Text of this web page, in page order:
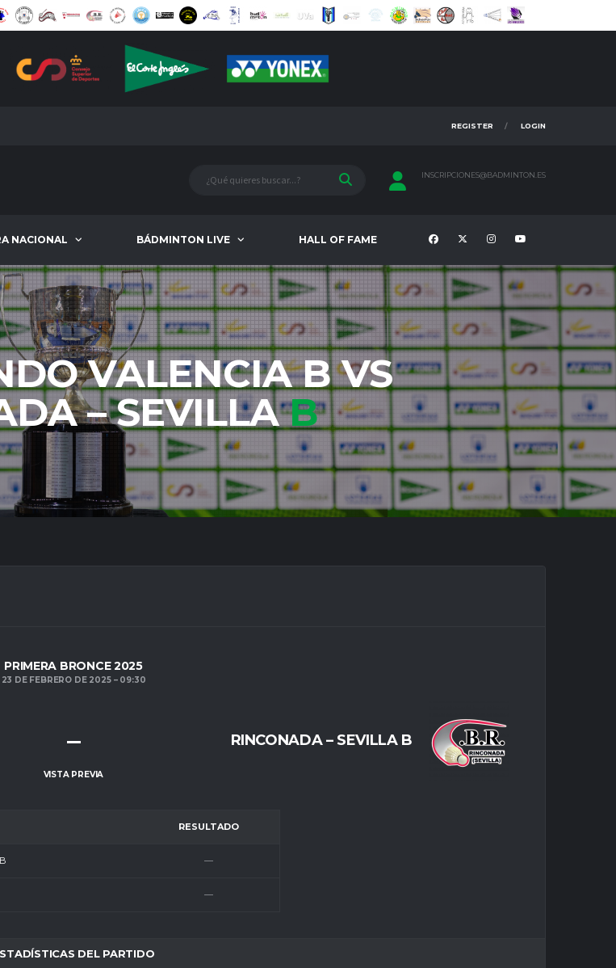
REGISTER LOGIN
INSCRIPCIONES@BADMINTON.ES
NACIONAL BÁDMINTON LIVE HALL OF FAME
VALENCIA B VS
– SEVILLAB
PRIMERA BRONCE 2025
23 DE FEBRERO DE 2025 09:30
RINCONADA – SEVILLA B
–
VISTA PREVIA
RESULTADO
—
—
DEL PARTIDO